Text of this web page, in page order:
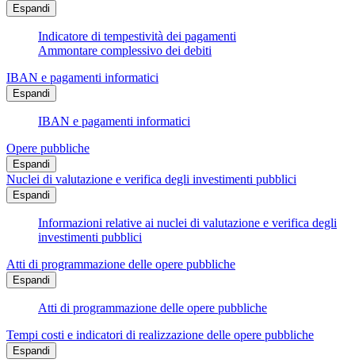
Espandi
Indicatore di tempestività dei pagamenti
Ammontare complessivo dei debiti
IBAN e pagamenti informatici
Espandi
IBAN e pagamenti informatici
Opere pubbliche
Espandi
Nuclei di valutazione e verifica degli investimenti pubblici
Espandi
Informazioni relative ai nuclei di valutazione e verifica degli
investimenti pubblici
Atti di programmazione delle opere pubbliche
Espandi
Atti di programmazione delle opere pubbliche
Tempi costi e indicatori di realizzazione delle opere pubbliche
Espandi